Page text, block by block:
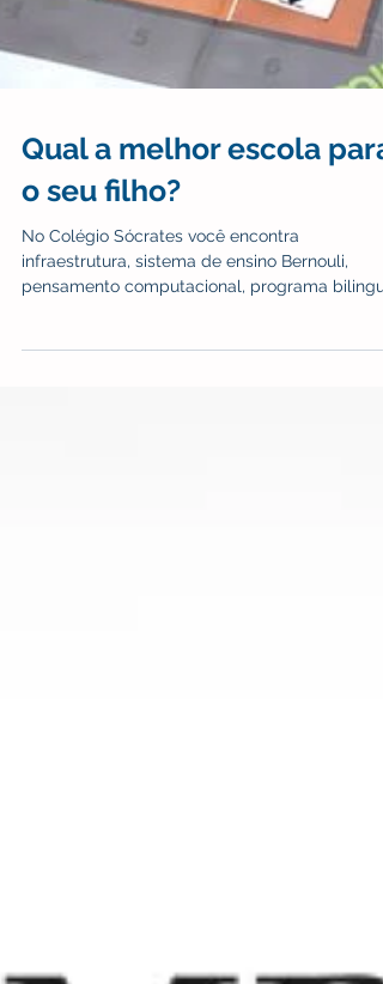
Qual a melhor escola para
o seu filho?
No Colégio Sócrates você encontra
e formação complet